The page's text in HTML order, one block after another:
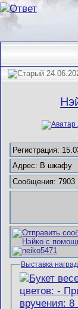
Регистрация:
Адрес: В шкафу
Сообщения: 7903
Выставка наград